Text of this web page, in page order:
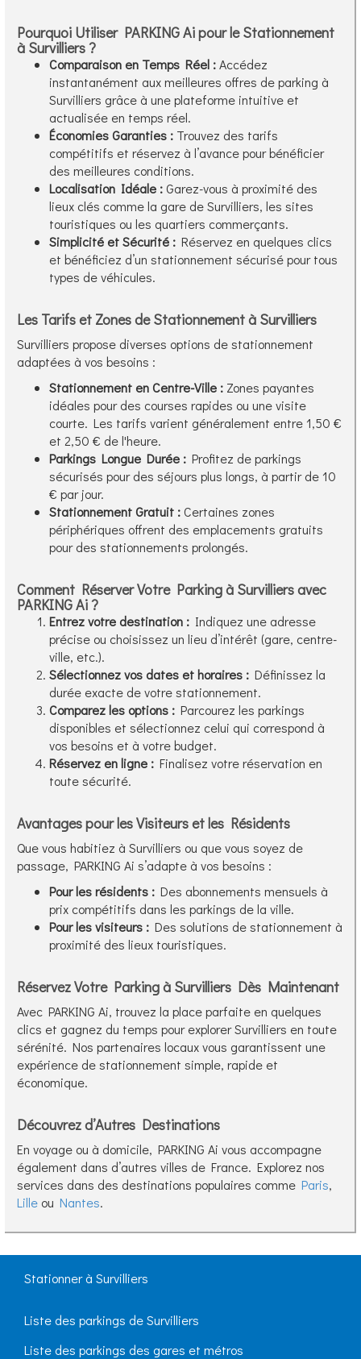
Pourquoi Utiliser PARKING Ai pour le Stationnement
à Survilliers ?
Comparaison en Temps Réel :Accédez
instantanément aux meilleures offres de parking à
Survilliers grâce à une plateforme intuitive et
actualisée en temps réel.
Économies Garanties : Trouvez des tarifs
compétitifs et réservez à l’avance pour bénéficier
des meilleures conditions.
Localisation Idéale :Garez-vous à proximité des
lieux clés comme la gare de Survilliers, les sites
touristiques ou les quartiers commerçants.
Simplicité et Sécurité : Réservez en quelques clics
et bénéficiez d’un stationnement sécurisé pour tous
types de véhicules.
Les Tarifs et Zones de Stationnement à Survilliers
Survilliers propose diverses options de stationnement
adaptées à vos besoins :
Stationnement en Centre-Ville : Zones payantes
idéales pour des courses rapides ou une visite
courte. Les tarifs varient généralement entre 1,50 €
et 2,50 € de l'heure.
Parkings Longue Durée : Profitez de parkings
sécurisés pour des séjours plus longs, à partir de 10
€ par jour.
Stationnement Gratuit :Certaines zones
périphériques offrent des emplacements gratuits
pour des stationnements prolongés.
Comment Réserver Votre Parking à Survilliers avec
PARKING Ai ?
Entrez votre destination : Indiquez une adresse
précise ou choisissez un lieu d’intérêt (gare, centre-
ville, etc.).
Sélectionnez vos dates et horaires : Définissez la
durée exacte de votre stationnement.
Comparez les options : Parcourez les parkings
disponibles et sélectionnez celui qui correspond à
vos besoins et à votre budget.
Réservez en ligne : Finalisez votre réservation en
toute sécurité.
Avantages pour les Visiteurs et les Résidents
Que vous habitiez à Survilliers ou que vous soyez de
passage, PARKING Ai s’adapte à vos besoins :
Pour les résidents : Des abonnements mensuels à
prix compétitifs dans les parkings de la ville.
Pour les visiteurs : Des solutions de stationnement à
proximité des lieux touristiques.
Réservez Votre Parking à Survilliers Dès Maintenant
Avec PARKING Ai, trouvez la place parfaite en quelques
clics et gagnez du temps pour explorer Survilliers en toute
sérénité. Nos partenaires locaux vous garantissent une
expérience de stationnement simple, rapide et
économique.
Découvrez d’Autres Destinations
En voyage ou à domicile, PARKING Ai vous accompagne
également dans d’autres villes de France. Explorez nos
services dans des destinations populaires comme Paris,
Lille ou Nantes.
Stationner à Survilliers
Liste des parkings de Survilliers
Liste des parkings des gares et métros